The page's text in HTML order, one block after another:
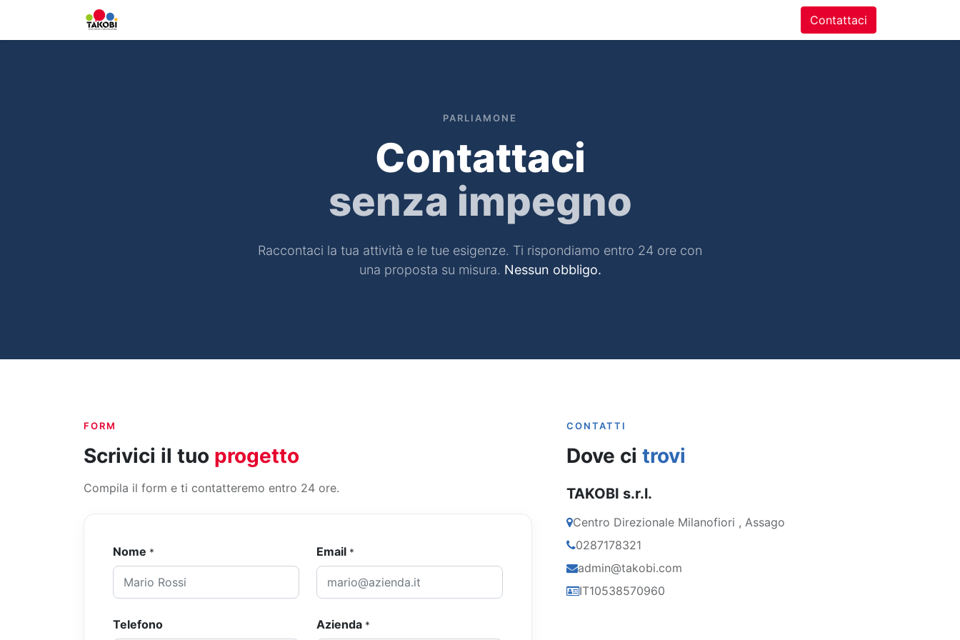
Contattaci
PARLIAMONE
Contattaci
senza impegno
Raccontaci la tua attività e le tue esigenze. Ti rispondiamo entro 24 ore con
una proposta su misura. Nessun obbligo.
FORM
Scrivici il tuo progetto
Compila il form e ti contatteremo entro 24 ore.
Nome * Email *
Telefono Azienda *
CONTATTI
Dove ci trovi
TAKOBI s.r.l.
Centro Direzionale Milanofiori , Assago
0287178321
admin@takobi.com
IT10538570960